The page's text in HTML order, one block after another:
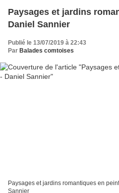
Paysages et jardins
Daniel Sannier
Publié le 13/07/2019 à 22:43
Par Balades comtoises
Paysages et jardins romantiques en
Sannier